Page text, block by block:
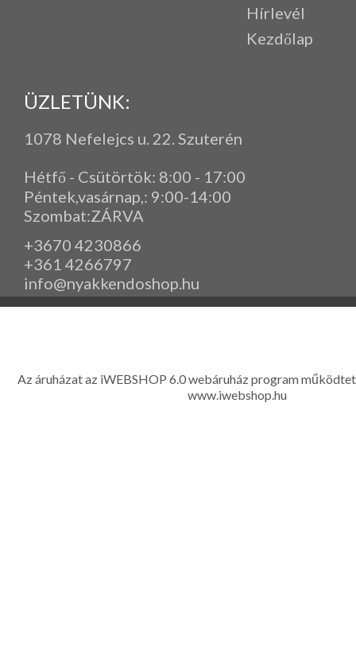
Hírlevél
Kezdőlap
ÜZLETÜNK:
1078 Nefelejcs u. 22. Szuterén
Hétfő - Csütörtök: 8:00 - 17:00
Péntek,vasárnap, : 9:00-14:00
Szombat:ZÁRVA
+3670 4230866
+361 4266797
info@nyakkendoshop.hu
Az áruházat az iWEBSHOP 6.0 webáruház program
www.iwebshop.hu